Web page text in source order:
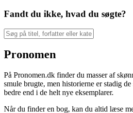
Fandt du ikke, hvad du søgte?
Pronomen
På Pronomen.dk finder du masser af
smule brugte, men historierne er stadig
bedre end i de helt nye eksemplarer.
Når du finder en bog, kan du altid læse